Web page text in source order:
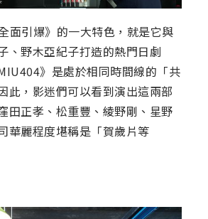
面引爆》的一大特色，就是它與
、野木亞紀子打造的熱門日劇
》是處於相同時間線的「共
此，影迷們可以看到演出這兩部
田正孝、松重豐、綾野剛、星野
華麗程度堪稱是「賀歲片等